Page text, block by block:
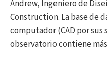
Andrew, Ingeniero de
Construction. La base de
computador (CAD por sus
observatorio contiene